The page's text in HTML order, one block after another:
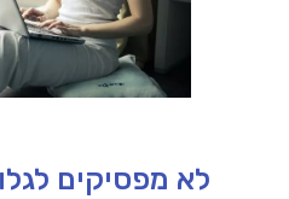
לא מפסיקים